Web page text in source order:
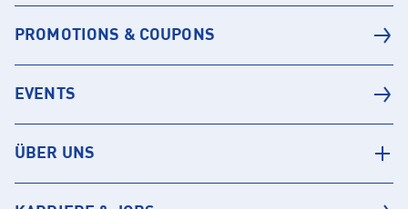
PROMOTIONS & COUPONS
EVENTS
ÜBER UNS